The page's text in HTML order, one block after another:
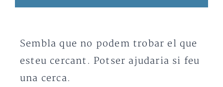
Sembla que no podem trobar el que
esteu cercant. Potser ajudaria si feu
una cerca.